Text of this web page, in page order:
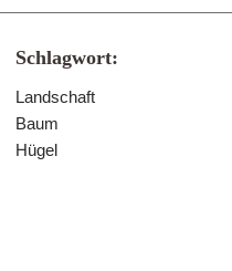
Schlagwort:
Landschaft
Baum
Hügel